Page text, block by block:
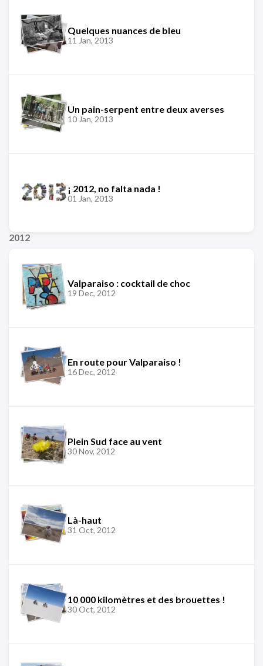
Quelques nuances de bleu
11 Jan, 2013
Un pain-serpent entre deux averses
10 Jan, 2013
¡ 2012, no falta nada !
01 Jan, 2013
2012
Valparaiso : cocktail de choc
19 Dec, 2012
En route pour Valparaiso !
16 Dec, 2012
Plein Sud face au vent
30 Nov, 2012
Là-haut
31 Oct, 2012
10 000 kilomètres et des brouettes !
30 Oct, 2012